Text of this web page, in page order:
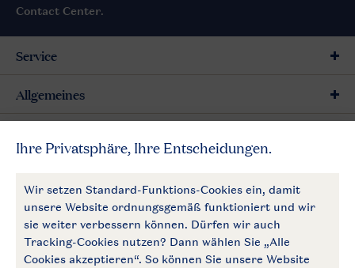
Contact Center.
Follow Us
facebookinstagram
Service
Allgemeines